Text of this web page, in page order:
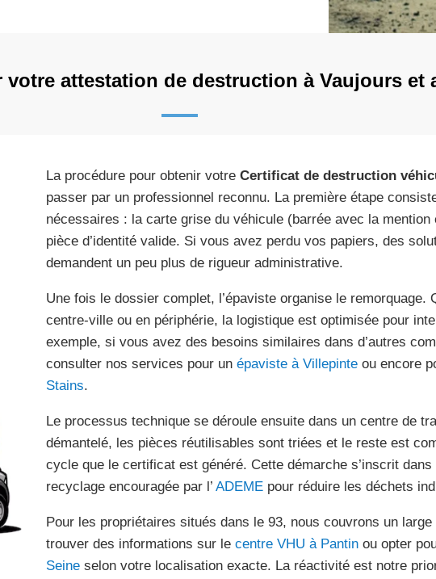
votre attestation de destruction à Vaujours et
La procédure pour obtenir votre Certificat de destruction
passer par un professionnel reconnu. La première étape
nécessaires : la carte grise du véhicule (barrée avec la
pièce d’identité valide. Si vous avez perdu vos papiers, des
demandent un peu plus de rigueur administrative.
Une fois le dossier complet, l’épaviste organise le remorquage.
centre-ville ou en périphérie, la logistique est optimisée pour
exemple, si vous avez des besoins similaires dans d’autres
consulter nos services pour un épaviste à Villepinteou encore
Stains.
Le processus technique se déroule ensuite dans un centre de
démantelé, les pièces réutilisables sont triées et le reste est
cycle que le certificat est généré. Cette démarche s’inscrit
recyclage encouragée par l’ ADEMEpour réduire les déchets
Pour les propriétaires situés dans le 93, nous couvrons un
trouver des informations sur le centre VHU à Pantinou opter
Seineselon votre localisation exacte. La réactivité est notre